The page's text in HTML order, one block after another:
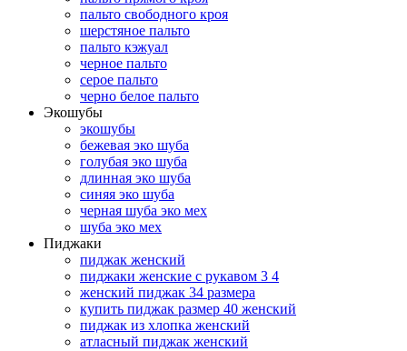
пальто свободного кроя
шерстяное пальто
пальто кэжуал
черное пальто
серое пальто
черно белое пальто
Экошубы
экошубы
бежевая эко шуба
голубая эко шуба
длинная эко шуба
синяя эко шуба
черная шуба эко мех
шуба эко мех
Пиджаки
пиджак женский
пиджаки женские с рукавом 3 4
женский пиджак 34 размера
купить пиджак размер 40 женский
пиджак из хлопка женский
атласный пиджак женский